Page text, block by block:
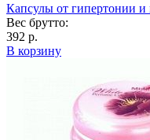
Капсулы от гипертонии
Вес брутто:
392 р.
В корзину